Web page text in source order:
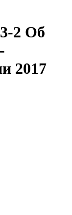
2 Об
2017